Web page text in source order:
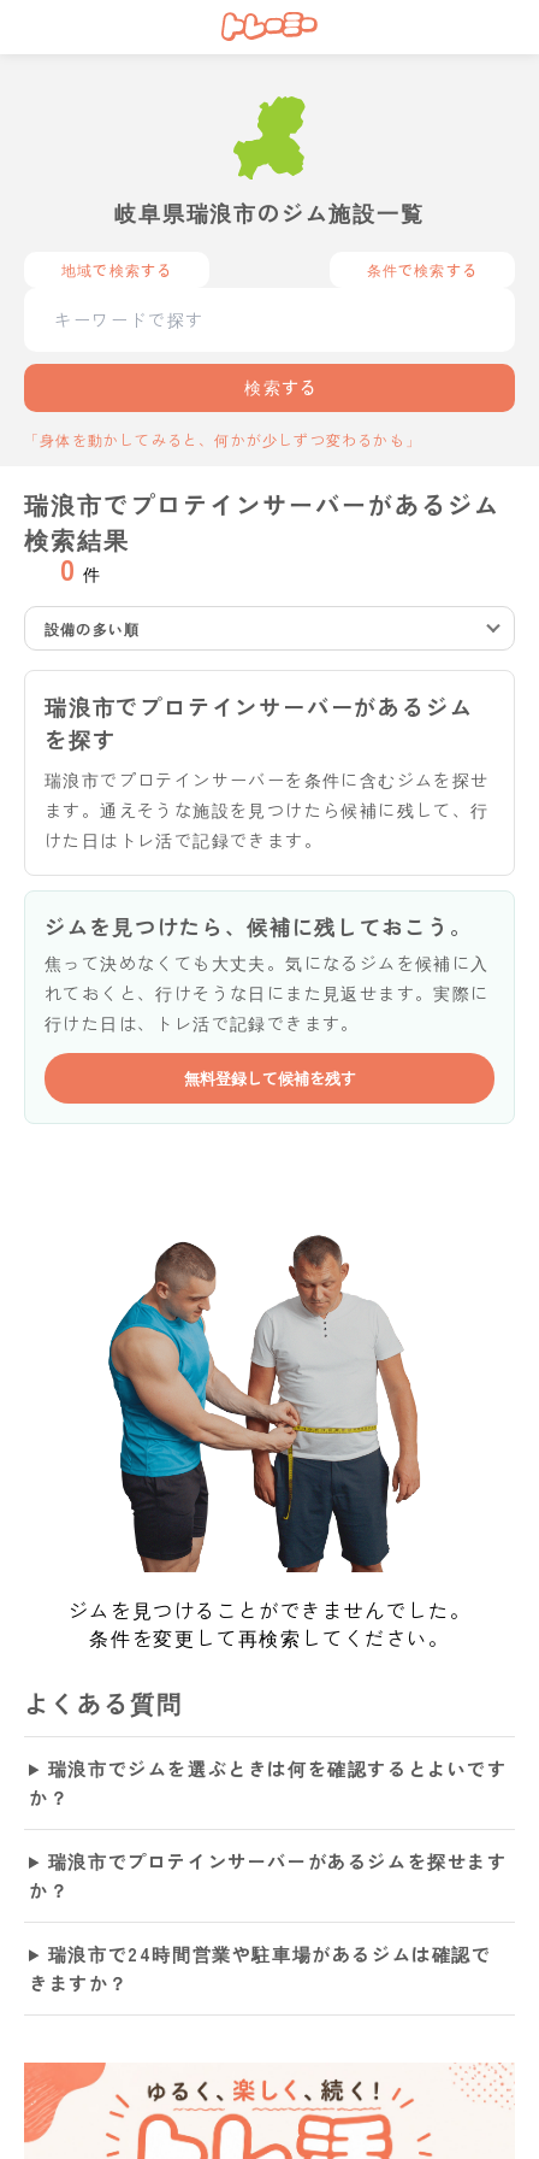
岐阜県瑞浪市のジム施設一覧
地域で検索する 条件で検索する
検索する
「身体を動かしてみると、何かが少しずつ変わるかも」
瑞浪市でプロテインサーバーがあるジム
検索結果
0 件
設備の多い順
瑞浪市でプロテインサーバーがあるジム
を探す
瑞浪市でプロテインサーバーを条件に含むジムを探せ
ます。通えそうな施設を見つけたら候補に残して、行
けた日はトレ活で記録できます。
ジムを見つけたら、候補に残しておこう。
焦って決めなくても大丈夫。気になるジムを候補に入
れておくと、行けそうな日にまた見返せます。実際に
行けた日は、トレ活で記録できます。
無料登録して候補を残す
ジムを見つけることができませんでした。
条件を変更して再検索してください。
よくある質問
瑞浪市でジムを選ぶときは何を確認するとよいです
か？
瑞浪市でプロテインサーバーがあるジムを探せます
か？
瑞浪市で24時間営業や駐車場があるジムは確認で
きますか？